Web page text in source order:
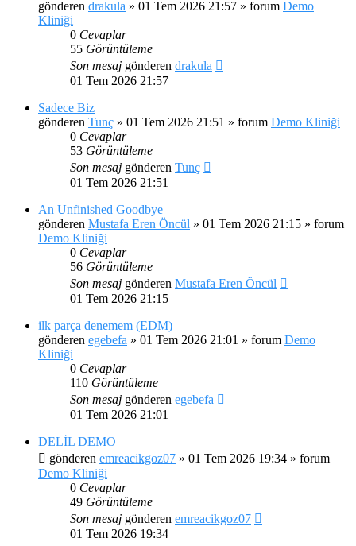
gönderen drakula » 01 Tem 2026 21:57 » forum Demo
Kliniği
0 Cevaplar
55 Görüntüleme
Son mesaj gönderen drakula
01 Tem 2026 21:57
Sadece Biz
gönderen Tunç » 01 Tem 2026 21:51 » forum Demo Kliniği
0 Cevaplar
53 Görüntüleme
Son mesaj gönderen Tunç
01 Tem 2026 21:51
An Unfinished Goodbye
gönderen Mustafa Eren Öncül » 01 Tem 2026 21:15 » forum
Demo Kliniği
0 Cevaplar
56 Görüntüleme
Son mesaj gönderen Mustafa Eren Öncül
01 Tem 2026 21:15
ilk parça denemem (EDM)
gönderen egebefa » 01 Tem 2026 21:01 » forum Demo
Kliniği
0 Cevaplar
110 Görüntüleme
Son mesaj gönderen egebefa
01 Tem 2026 21:01
DELİL DEMO
gönderen emreacikgoz07 » 01 Tem 2026 19:34 » forum
Demo Kliniği
0 Cevaplar
49 Görüntüleme
Son mesaj gönderen emreacikgoz07
01 Tem 2026 19:34